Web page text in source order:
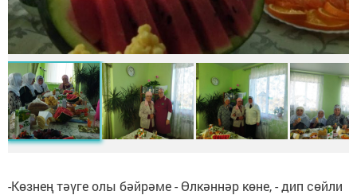
-Көзнең тәүге олы бәйрәме - Өлкәннәр көне, - дип сөйли